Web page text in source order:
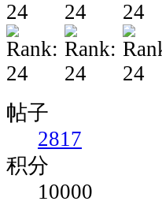
帖子
2817
积分
10000